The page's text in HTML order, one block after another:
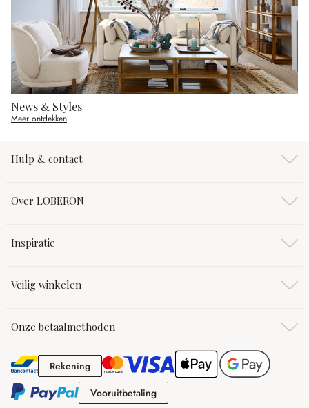
News & Styles
Meer ontdekken
Hulp & contact
Over LOBERON
Inspiratie
Veilig winkelen
Onze betaalmethoden
RekeningRekening
VooruitbetalingVooruitbetaling